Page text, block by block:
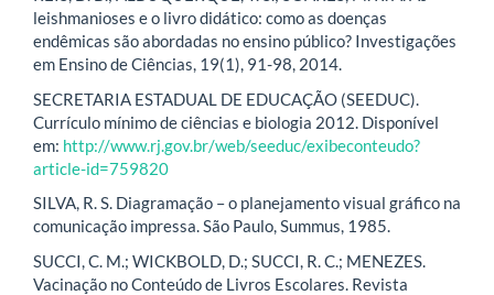
leishmanioses e o livro didático: como as doenças
endêmicas são abordadas no ensino público? Investigações
em Ensino de Ciências, 19(1), 91-98, 2014.
SECRETARIA ESTADUAL DE EDUCAÇÃO (SEEDUC).
Currículo mínimo de ciências e biologia 2012. Disponível
em: http://www.rj.gov.br/web/seeduc/exibeconteudo?
article-id=759820
SILVA, R. S. Diagramação – o planejamento visual gráfico na
comunicação impressa. São Paulo, Summus, 1985.
SUCCI, C. M.; WICKBOLD, D.; SUCCI, R. C.; MENEZES.
Vacinação no Conteúdo de Livros Escolares. Revista